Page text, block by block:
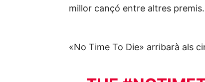
millor cançó entre altres premis.
«No Time To Die» arribarà als